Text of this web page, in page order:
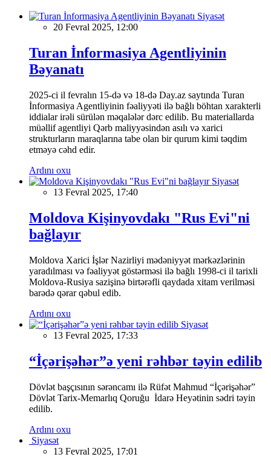
Siyasət
20 Fevral 2025, 12:00
Turan İnformasiya Agentliyinin
Bəyanatı
2025-ci il fevralın 15-də və 18-də Day.az saytında Turan
İnformasiya Agentliyinin fəaliyyəti ilə bağlı böhtan xarakterli
iddialar irəli sürülən məqalələr dərc edilib. Bu materiallarda
müəllif agentliyi Qərb maliyyəsindən asılı və xarici
strukturların maraqlarına tabe olan bir qurum kimi təqdim
etməyə cəhd edir.
Ardını oxu
Siyasət
13 Fevral 2025, 17:40
Moldova Kişinyovdakı "Rus Evi"ni
bağlayır
Moldova Xarici İşlər Nazirliyi mədəniyyət mərkəzlərinin
yaradılması və fəaliyyət göstərməsi ilə bağlı 1998-ci il tarixli
Moldova-Rusiya sazişinə birtərəfli qaydada xitam verilməsi
barədə qərar qəbul edib.
Ardını oxu
Siyasət
13 Fevral 2025, 17:33
“İçərişəhər”ə yeni rəhbər təyin edilib
Dövlət başçısının sərəncamı ilə Rüfət Mahmud “İçərişəhər”
Dövlət Tarix-Memarlıq Qoruğu İdarə Heyətinin sədri təyin
edilib.
Ardını oxu
Siyasət
13 Fevral 2025, 17:01